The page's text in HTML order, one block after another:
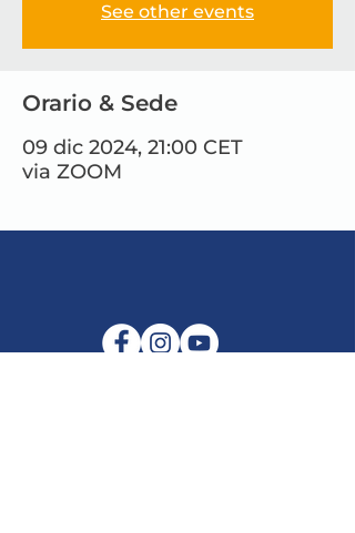
See other events
Orario & Sede
09 dic 2024, 21:00 CET
via ZOOM